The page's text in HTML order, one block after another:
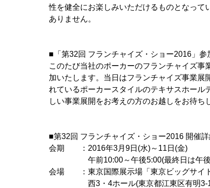
性を健全にお楽しみいただけるものとなって
ありません。
■「第32回 フランチャイズ・ショー2016」参
このたび当社のポーカーのフランチャイズ
加いたします。当日はフランチャイズ事業展
れているポーカースタイルのテキサスホー
しい事業展開をお考えの方のお越しをお待ち
■第32回 フランチャイズ・ショー2016 開催詳
会期 ：2016年3月9日(水)～11日(金)
午前10:00～午後5:00(最終日は午後
会場 ：東京国際展示場「東京ビッグサイト
西3・4ホール(東京都江東区有明3-